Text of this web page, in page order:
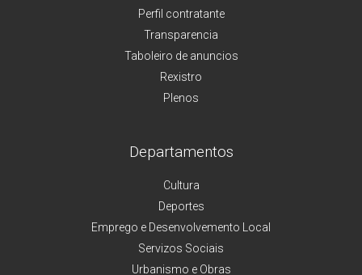
Perfil contratante
Transparencia
Taboleiro de anuncios
Rexistro
Plenos
Departamentos
Cultura
Deportes
Emprego e Desenvolvemento Local
Servizos Sociais
Urbanismo e Obras